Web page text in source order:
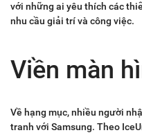
với những ai yêu thích các
nhu cầu giải trí và công việc.
Viền màn
Về hạng mục, nhiều người
tranh với Samsung. Theo